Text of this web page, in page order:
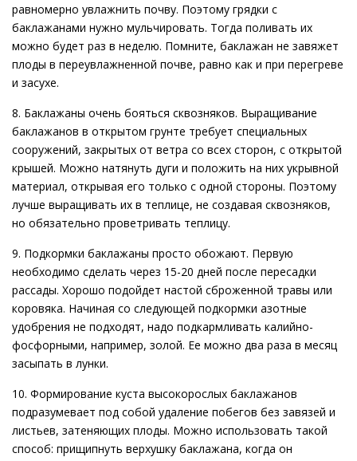
равномерно увлажнить почву. Поэтому грядки с
баклажанами нужно мульчировать. Тогда поливать их
можно будет раз в неделю. Помните, баклажан не завяжет
плоды в переувлажненной почве, равно как и при перегреве
и засухе.
8. Баклажаны очень бояться сквозняков. Выращивание
баклажанов в открытом грунте требует специальных
сооружений, закрытых от ветра со всех сторон, с открытой
крышей. Можно натянуть дуги и положить на них укрывной
материал, открывая его только с одной стороны. Поэтому
лучше выращивать их в теплице, не создавая сквозняков,
но обязательно проветривать теплицу.
9. Подкормки баклажаны просто обожают. Первую
необходимо сделать через 15-20 дней после пересадки
рассады. Хорошо подойдет настой сброженной травы или
коровяка. Начиная со следующей подкормки азотные
удобрения не подходят, надо подкармливать калийно-
фосфорными, например, золой. Ее можно два раза в месяц
засыпать в лунки.
10. Формирование куста высокорослых баклажанов
подразумевает под собой удаление побегов без завязей и
листьев, затеняющих плоды. Можно использовать такой
способ: прищипнуть верхушку баклажана, когда он